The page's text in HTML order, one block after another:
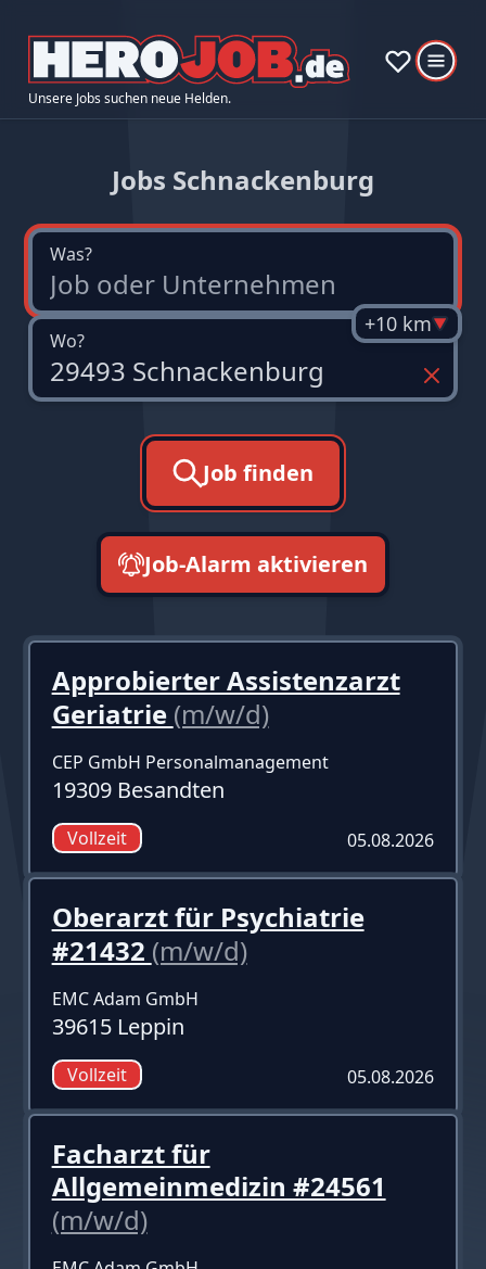
Unsere Jobs suchen neue Helden.
Jobs Schnackenburg
Was?
Wo?
+10 km
Job finden
Job-Alarm aktivieren
Approbierter Assistenzarzt
Geriatrie (m/w/d)
CEP GmbH Personalmanagement
19309 Besandten
Vollzeit 05.08.2026
Oberarzt für Psychiatrie
#21432 (m/w/d)
EMC Adam GmbH
39615 Leppin
Vollzeit 05.08.2026
Facharzt für
Allgemeinmedizin #24561
(m/w/d)